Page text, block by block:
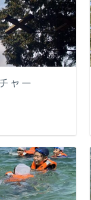
ャー